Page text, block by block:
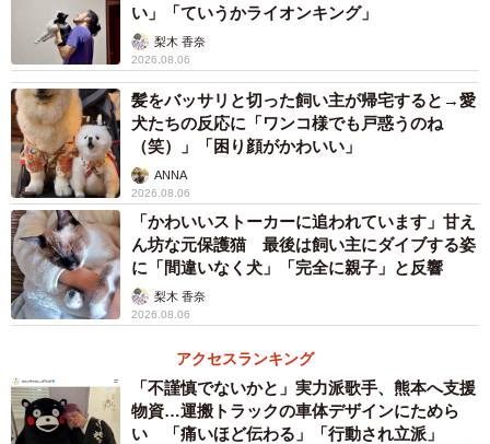
4/5
すごい…ハートのグラフが…！「最後まで描き終えたときには感動しま
した」／shelfall（@shelfall）さん提供
しかも、このお話には続きがあり、「妻のエプロンには答
えを刺繍してました ある意味ペアルック？」とのこ
と…。きゃーっ、素敵すぎます！
い」「ていうかライオンキング」
梨木 香奈
2026.08.06
髪をバッサリと切った飼い主が帰宅すると→愛
犬たちの反応に「ワンコ様でも戸惑うのね
（笑）」「困り顔がかわいい」
ANNA
2026.08.06
「かわいいストーカーに追われています」甘え
ん坊な元保護猫 最後は飼い主にダイブする姿
に「間違いなく犬」「完全に親子」と反響
梨木 香奈
2026.08.06
アクセスランキング
「不謹慎でないかと」実力派歌手、熊本へ支援
物資…運搬トラックの車体デザインにためら
い 「痛いほど伝わる」「行動され立派」